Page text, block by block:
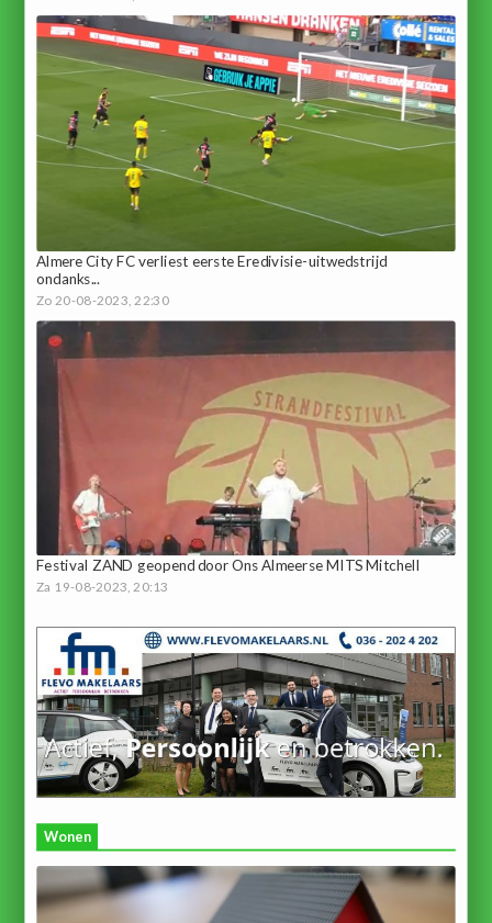
Almere City FC verliest eerste Eredivisie-uitwedstrijd
ondanks...
Zo 20-08-2023, 22:30
Festival ZAND geopend door Ons Almeerse MITS Mitchell
Za 19-08-2023, 20:13
Wonen